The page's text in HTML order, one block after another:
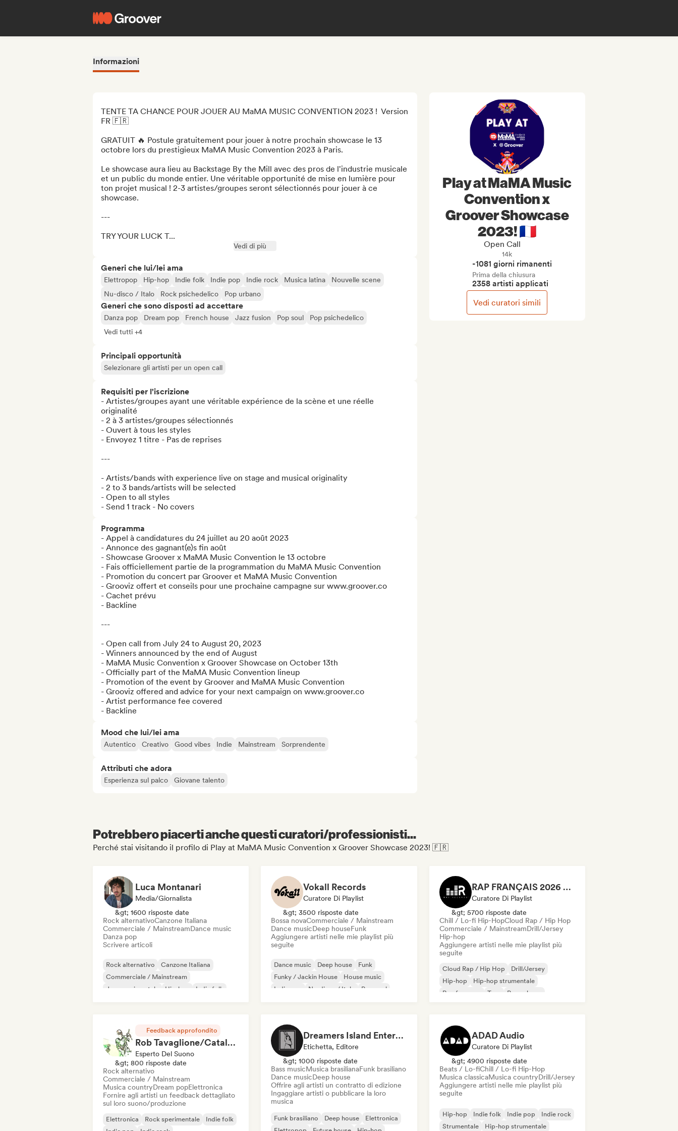
Informazioni
TENTE TA CHANCE POUR JOUER AU MaMA MUSIC CONVENTION 2023 !  Version
FR 🇫🇷
GRATUIT 🔥 Postule gratuitement pour jouer à notre prochain showcase le 13
octobre lors du prestigieux MaMA Music Convention 2023 à Paris.
Le showcase aura lieu au Backstage By the Mill avec des pros de l'industrie musicale
et un public du monde entier. Une véritable opportunité de mise en lumière pour
ton projet musical ! 2-3 artistes/groupes seront sélectionnés pour jouer à ce
showcase.
---
TRY YOUR LUCK T...
Vedi di più
Generi che lui/lei ama
Elettropop Hip-hop Indie folk Indie pop Indie rock Musica latina
Nouvelle scene
Nu-disco / Italo
Rock psichedelico Pop urbano
Generi che sono disposti ad accettare
Danza pop Dream pop French house Jazz fusion Pop soul
Pop psichedelico
Vedi tutti +4
Principali opportunità
Selezionare gli artisti per un open call
Requisiti per l'iscrizione
- Artistes/groupes ayant une véritable expérience de la scène et une réelle
originalité
- 2 à 3 artistes/groupes sélectionnés
- Ouvert à tous les styles
- Envoyez 1 titre - Pas de reprises
---
- Artists/bands with experience live on stage and musical originality
- 2 to 3 bands/artists will be selected
- Open to all styles
- Send 1 track - No covers
Programma
- Appel à candidatures du 24 juillet au 20 août 2023
- Annonce des gagnant(e)s fin août
- Showcase Groover x MaMA Music Convention le 13 octobre
- Fais officiellement partie de la programmation du MaMA Music Convention
- Promotion du concert par Groover et MaMA Music Convention
- Grooviz offert et conseils pour une prochaine campagne sur www.groover.co
- Cachet prévu
- Backline
---
- Open call from July 24 to August 20, 2023
- Winners announced by the end of August
- MaMA Music Convention x Groover Showcase on October 13th
- Officially part of the MaMA Music Convention lineup
- Promotion of the event by Groover and MaMA Music Convention
- Grooviz offered and advice for your next campaign on www.groover.co
- Artist performance fee covered
- Backline
Mood che lui/lei ama
Autentico Creativo Good vibes Indie Mainstream Sorprendente
Attributi che adora
Esperienza sul palco Giovane talento
Play at MaMA Music
Convention x
Groover Showcase
2023! 🇫🇷
Open Call
14k
-1081 giorni rimanenti
Prima della chiusura
2358 artisti applicati
Vedi curatori simili
Potrebbero piacerti anche questi curatori/professionisti...
Perché stai visitando il profilo di Play at MaMA Music Convention x Groover Showcase 2023! 🇫🇷
Luca Montanari
Media/Giornalista
&gt; 1600 risposte date
Rock alternativoCanzone Italiana
Commerciale / MainstreamDance music
Danza pop
Scrivere articoli
Rock alternativo
Canzone Italiana
Commerciale / Mainstream
Jazz sperimentale
Hip-hop
Indie folk
Vokall Records
Curatore Di Playlist
&gt; 3500 risposte date
Bossa novaCommerciale / Mainstream
Dance musicDeep houseFunk
Aggiungere artisti nelle mie playlist più
seguite
Dance music Deep house
Funk
Funky / Jackin House
House music
Indie pop
Nu-disco / Italo Pop soul
RAP FRANÇAIS 2026 🔥🇫🇷 (Way Records)
Curatore Di Playlist
&gt; 5700 risposte date
Chill / Lo-fi Hip-HopCloud Rap / Hip Hop
Commerciale / MainstreamDrill/Jersey
Hip-hop
Aggiungere artisti nelle mie playlist più
seguite
Cloud Rap / Hip Hop
Drill/Jersey
Hip-hop
Hip-hop strumentale
Rap francese
Trap
Pop urbano
Feedback approfondito
Rob Tavaglione/Catalyst Recording
Esperto Del Suono
&gt; 800 risposte date
Rock alternativo
Commerciale / Mainstream
Musica countryDream popElettronica
Fornire agli artisti un feedback dettagliato
sul loro suono/produzione
Elettronica Rock sperimentale
Indie folk
Dreamers Island Entertainment
Etichetta, Editore
&gt; 1000 risposte date
Bass musicMusica brasilianaFunk brasiliano
Dance musicDeep house
Offrire agli artisti un contratto di edizione
Ingaggiare artisti o pubblicare la loro
musica
Funk brasiliano Deep house
Elettronica
ADAD Audio
Curatore Di Playlist
&gt; 4900 risposte date
Beats / Lo-fiChill / Lo-fi Hip-Hop
Musica classicaMusica countryDrill/Jersey
Aggiungere artisti nelle mie playlist più
seguite
Hip-hop Indie folk Indie pop
Indie rock
Strumentale
Hip-hop strumentale